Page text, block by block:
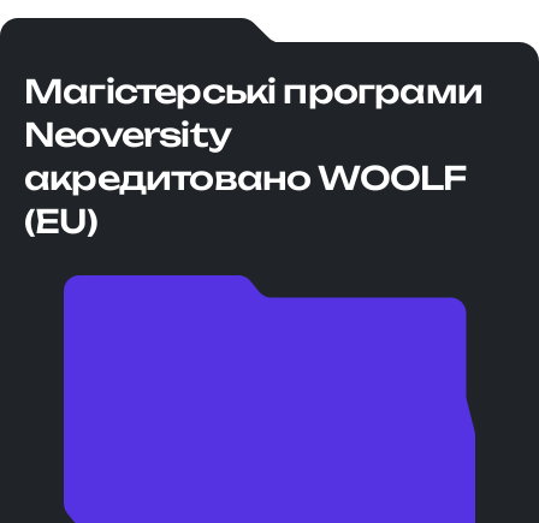
Магістерські програми
Neoversity
акредитовано WOOLF
(EU)